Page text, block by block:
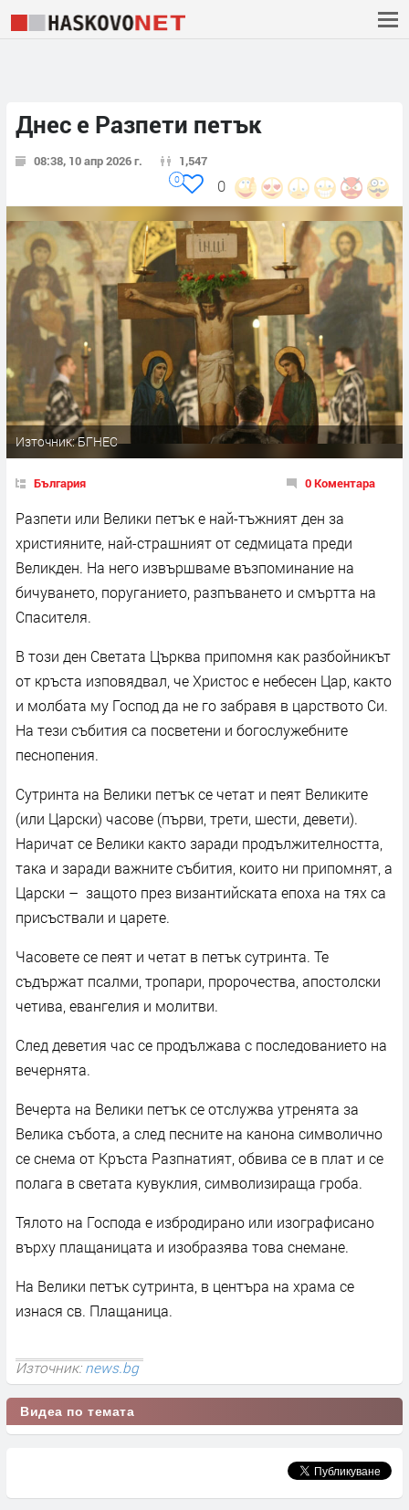
Днес е Разпети петък
08:38, 10 апр 2026 г. 1,547
0
0
Източник: БГНЕС
България 0 Коментара
Разпети или Велики петък е най-тъжният ден за
християните, най-страшният от седмицата преди
Великден. На него извършваме възпоминание на
бичуването, поруганието, разпъването и смъртта на
Спасителя.
В този ден Светата Църква припомня как разбойникът
от кръста изповядвал, че Христос е небесен Цар, както
и молбата му Господ да не го забравя в царството Си.
На тези събития са посветени и богослужебните
песнопения.
Сутринта на Велики петък се четат и пеят Великите
(или Царски) часове (първи, трети, шести, девети).
Наричат се Велики както заради продължителността,
така и заради важните събития, които ни припомнят, а
Царски – защото през византийската епоха на тях са
присъствали и царете.
Часовете се пеят и четат в петък сутринта. Те
съдържат псалми, тропари, пророчества, апостолски
четива, евангелия и молитви.
След деветия час се продължава с последованието на
вечернята.
Вечерта на Велики петък се отслужва утренята за
Велика събота, а след песните на канона символично
се снема от Кръста Разпнатият, обвива се в плат и се
полага в светата кувуклия, символизираща гроба.
Тялото на Господа е избродирано или изографисано
върху плащаницата и изобразява това снемане.
На Велики петък сутринта, в центъра на храма се
изнася св. Плащаница.
Източник:news.bg
Видеа по темата